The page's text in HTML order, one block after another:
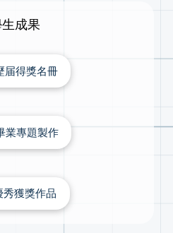
成果
届得獎名冊
業專題製作
秀獲獎作品